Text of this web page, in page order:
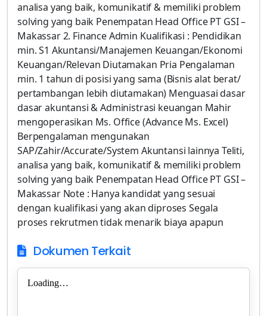
analisa yang baik, komunikatif & memiliki problem
solving yang baik Penempatan Head Office PT GSI –
Makassar 2. Finance Admin Kualifikasi : Pendidikan
min. S1 Akuntansi/Manajemen Keuangan/Ekonomi
Keuangan/Relevan Diutamakan Pria Pengalaman
min. 1 tahun di posisi yang sama (Bisnis alat berat/
pertambangan lebih diutamakan) Menguasai dasar
dasar akuntansi & Administrasi keuangan Mahir
mengoperasikan Ms. Office (Advance Ms. Excel)
Berpengalaman mengunakan
SAP/Zahir/Accurate/System Akuntansi lainnya Teliti,
analisa yang baik, komunikatif & memiliki problem
solving yang baik Penempatan Head Office PT GSI –
Makassar Note : Hanya kandidat yang sesuai
dengan kualifikasi yang akan diproses Segala
proses rekrutmen tidak menarik biaya apapun
Dokumen Terkait